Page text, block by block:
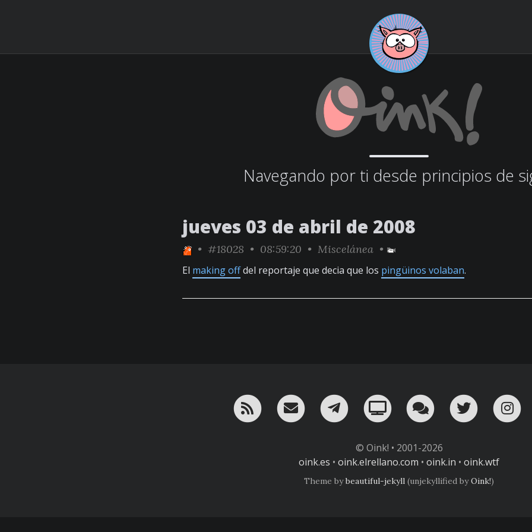
Navegando por ti desde principios de
jueves 03 de abril de 2008
• #18028 • 08:59:20 • Miscelánea •
El making offdel reportaje que decia que los pingüinos volaban.
RSS ¡Mándame un email!
¡Nuestro canal en Telegram!
Oink! TV Charla conTwitter
© Oink! • 2001-2026
oink.es • oink.elrellano.com • oink.in • oink.wtf
Theme bybeautiful-jekyll (unjekyllified byOink!)